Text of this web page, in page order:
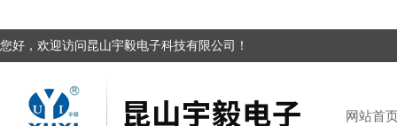
您好，欢迎访问昆山宇毅电子科技有限公司！
网站首